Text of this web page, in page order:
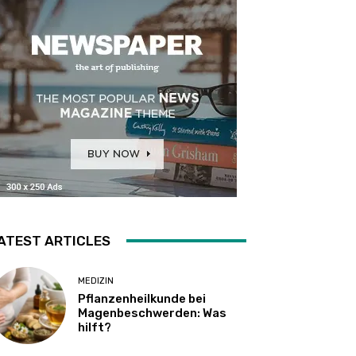
ARTICLES
MEDIZIN
Pflanzenheilkunde bei
Magenbeschwerden: Was
hilft?